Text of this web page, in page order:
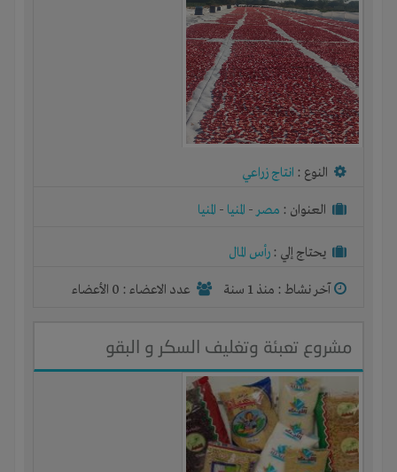
النوع : انتاج زراعي
العنوان : مصر- المنيا - المنيا
يحتاج إلي : رأس المال
آخر نشاط : منذ 1 سنة عدد الاعضاء : 0 الأعضاء
مشروع تعبئة وتغليف السكر و البقو